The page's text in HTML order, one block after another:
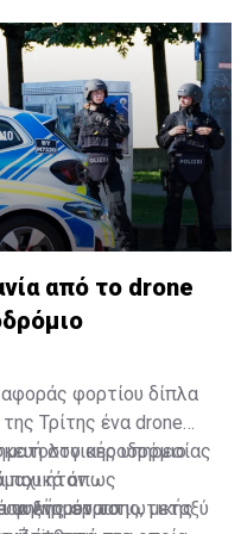
επιστημονικά
εποχή.
από το drone
φορτίου δίπλα
Τρίτης ένα drone
στο αεροδρόμιο
όπως
ενημέρωσης, μεταξύ
υπηρεσίας
που ήταν
στρατιωτικής
αυξήσουν το